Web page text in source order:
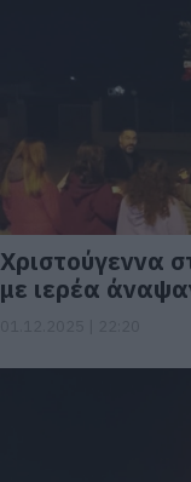
Χριστούγεννα
με ιερέα